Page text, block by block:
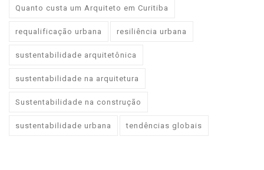
Quanto custa um Arquiteto em Curitiba
requalificação urbana resiliência urbana
sustentabilidade arquitetônica
sustentabilidade na arquitetura
Sustentabilidade na construção
sustentabilidade urbana tendências globais